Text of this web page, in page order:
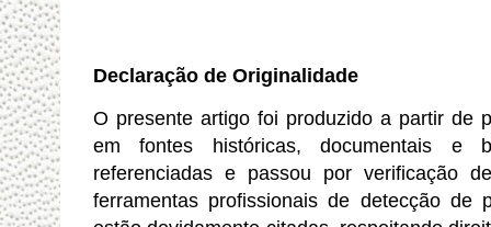
Declaração de Originalidade
O presente artigo foi produzido a partir de
em fontes históricas, documentais e
referenciadas e passou por verificação
ferramentas profissionais de detecção de